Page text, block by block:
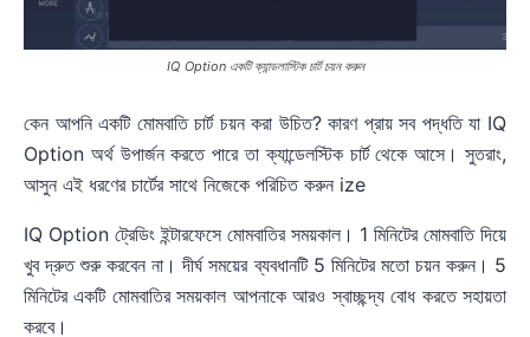
IQ Option একটি ক্যান্ডলাস্টিক চার্ট চয়ন করুন
কেন আপনি একটি মোমবাতি চার্ট চয়ন করা উচিত? কারণ প্রায় সব পদ্ধতি যা IQ
Option অর্থ উপার্জন করতে পারে তা ক্যান্ডেলস্টিক চার্ট থেকে আসে। সুতরাং,
আসুন এই ধরণের চার্টের সাথে নিজেকে পরিচিত করুন ize
IQ Option ট্রেডিং ইন্টারফেসে মোমবাতির সময়কাল। 1 মিনিটের মোমবাতি দিয়ে
খুব দ্রুত শুরু করবেন না। দীর্ঘ সময়ের ব্যবধানটি 5 মিনিটের মতো চয়ন করুন। 5
মিনিটের একটি মোমবাতির সময়কাল আপনাকে আরও স্বাচ্ছন্দ্য বোধ করতে সহায়তা
করবে।